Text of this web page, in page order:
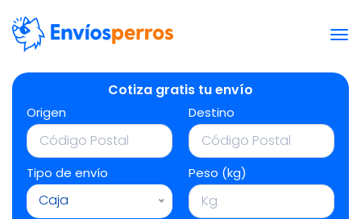
Cotiza gratis tu envío
Origen Destino
Tipo de envío
Caja
Peso (kg)